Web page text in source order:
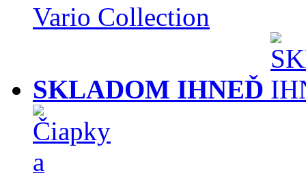
Vario Collection
SKLADOM IHNEĎ